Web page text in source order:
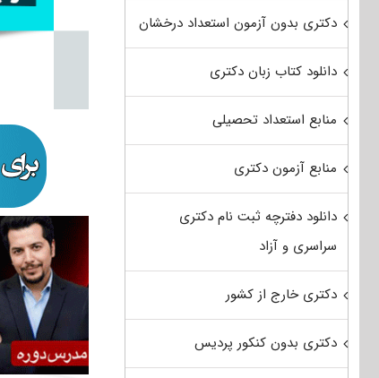
دکتری بدون آزمون استعداد درخشان
دانلود کتاب زبان دکتری
منابع استعداد تحصیلی
منابع آزمون دکتری
دانلود دفترچه ثبت نام دکتری
سراسری و آزاد
دکتری خارج از کشور
دکتری بدون کنکور پردیس